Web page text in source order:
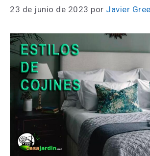
23 de junio de 2023 por Javier